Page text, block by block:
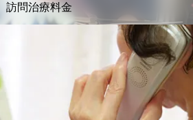
訪問治療料金